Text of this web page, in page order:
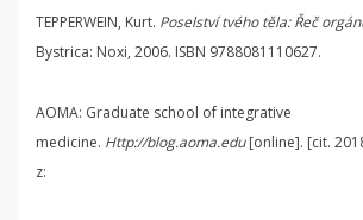
TEPPERWEIN, Kurt. Poselství tvého těla: Řeč
Bystrica: Noxi, 2006. ISBN 9788081110627.
AOMA: Graduate school of integrative
medicine. Http://blog.aoma.edu[online]. [cit.
z: